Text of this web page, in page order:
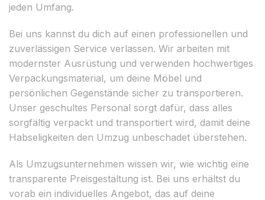
jeden Umfang.
Bei uns kannst du dich auf einen professionellen und
zuverlässigen Service verlassen. Wir arbeiten mit
modernster Ausrüstung und verwenden hochwertiges
Verpackungsmaterial, um deine Möbel und
persönlichen Gegenstände sicher zu transportieren.
Unser geschultes Personal sorgt dafür, dass alles
sorgfältig verpackt und transportiert wird, damit deine
Habseligkeiten den Umzug unbeschadet überstehen.
Als Umzugsunternehmen wissen wir, wie wichtig eine
transparente Preisgestaltung ist. Bei uns erhältst du
vorab ein individuelles Angebot, das auf deine